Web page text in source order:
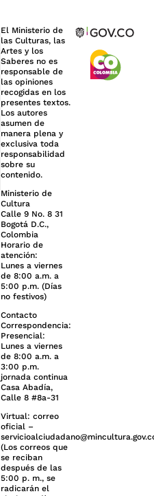
El Ministerio de
las Culturas, las
Artes y los
Saberes no es
responsable de
las opiniones
recogidas en los
presentes textos.
Los autores
asumen de
manera plena y
exclusiva toda
responsabilidad
sobre su
contenido.
Ministerio de
Cultura
Calle 9 No. 8 31
Bogotá D.C.,
Colombia
Horario de
atención:
Lunes a viernes
de 8:00 a.m. a
5:00 p.m. (Días
no festivos)
Contacto
Correspondencia:
Presencial:
Lunes a viernes
de 8:00 a.m. a
3:00 p.m.
jornada continua
Casa Abadía,
Calle 8 #8a-31
Virtual: correo
oficial –
(Los correos que
se reciban
después de las
5:00 p. m., se
radicarán el